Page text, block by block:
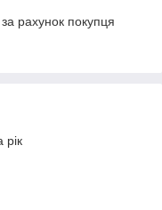
рахунок покупця
рік